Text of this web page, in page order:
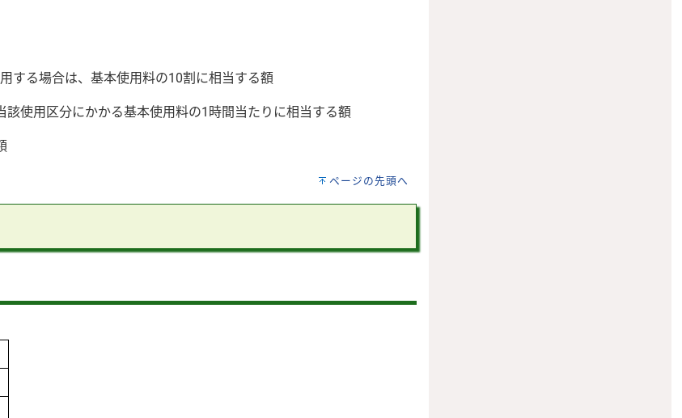
する場合は、基本使用料の10割に相当する額
使用区分にかかる基本使用料の1時間当たりに相当する額
ページの先頭へ